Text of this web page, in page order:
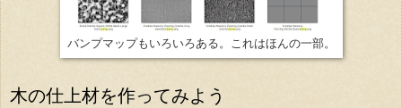
バンプマップもいろいろある。これはほんの一部。
木の仕上材を作ってみよう